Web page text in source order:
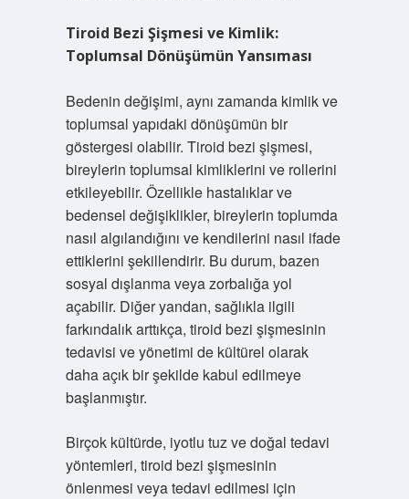
Tiroid Bezi Şişmesi ve Kimlik:
Toplumsal Dönüşümün Yansıması
Bedenin değişimi, aynı zamanda kimlik ve
toplumsal yapıdaki dönüşümün bir
göstergesi olabilir. Tiroid bezi şişmesi,
bireylerin toplumsal kimliklerini ve rollerini
etkileyebilir. Özellikle hastalıklar ve
bedensel değişiklikler, bireylerin toplumda
nasıl algılandığını ve kendilerini nasıl ifade
ettiklerini şekillendirir. Bu durum, bazen
sosyal dışlanma veya zorbalığa yol
açabilir. Diğer yandan, sağlıkla ilgili
farkındalık arttıkça, tiroid bezi şişmesinin
tedavisi ve yönetimi de kültürel olarak
daha açık bir şekilde kabul edilmeye
başlanmıştır.
Birçok kültürde, iyotlu tuz ve doğal tedavi
yöntemleri, tiroid bezi şişmesinin
önlenmesi veya tedavi edilmesi için